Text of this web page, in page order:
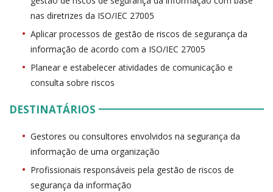
nas diretrizes da ISO/IEC 27005
Aplicar processos de gestão de riscos de segurança da
informação de acordo com a ISO/IEC 27005
Planear e estabelecer atividades de comunicação e
consulta sobre riscos
DESTINATÁRIOS
Gestores ou consultores envolvidos na segurança da
informação de uma organização
Profissionais responsáveis pela gestão de riscos de
segurança da informação